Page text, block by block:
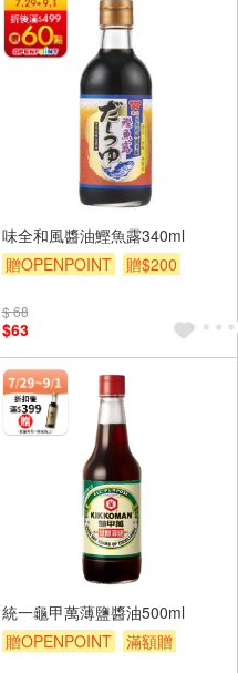
味全和風醬油鰹魚露340ml
贈OPENPOINT
贈$200
$ 68
$63
統一龜甲萬薄鹽醬油500ml
贈OPENPOINT
滿額贈